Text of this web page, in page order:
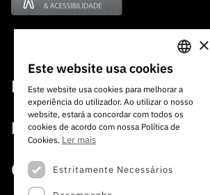
Financiamento
Programas de Financiamento
Internacional
Prémios
Media
Notas de Imprensa
Concursos
PORTUGUESE
ENGLISH
×
Este website usa cookies
Este website usa cookies para melhorar a
experiência do utilizador. Ao utilizar o nosso
website, estará a concordar com todos os
cookies de acordo com nossa Política de
Cookies. Ler mais
Estritamente Necessários